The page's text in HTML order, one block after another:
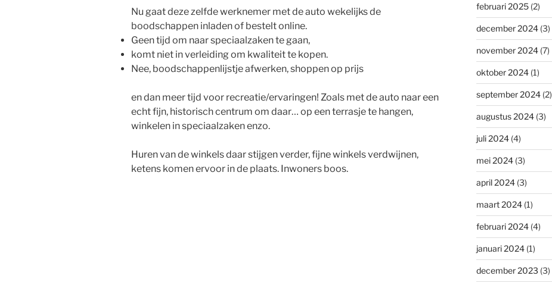
Nu gaat deze zelfde werknemer met de auto wekelijks de
boodschappen inladen of bestelt online.
Geen tijd om naar speciaalzaken te gaan,
komt niet in verleiding om kwaliteit te kopen.
Nee, boodschappenlijstje afwerken, shoppen op prijs
en dan meer tijd voor recreatie/ervaringen! Zoals met de auto naar een
echt fijn, historisch centrum om daar… op een terrasje te hangen,
winkelen in speciaalzaken enzo.
Huren van de winkels daar stijgen verder, fijne winkels verdwijnen,
ketens komen ervoor in de plaats. Inwoners boos.
februari 2025(2)
december 2024(3)
november 2024(7)
oktober 2024(1)
september 2024(2)
augustus 2024(3)
juli 2024(4)
mei 2024(3)
april 2024(3)
maart 2024(1)
februari 2024(4)
januari 2024(1)
december 2023 (3)